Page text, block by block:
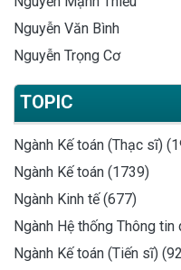
Nguyễn Văn Bình
Nguyễn Trọng Cơ
TOPIC
Ngành Kế toán (Thạc sĩ)
Ngành Kế toán (1739)
Ngành Kinh tế (677)
Ngành Hệ thống Thông tin
Ngành Kế toán (Tiến sĩ)